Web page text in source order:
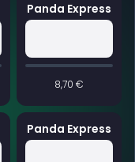
Panda Express
8,70 €
Panda Express